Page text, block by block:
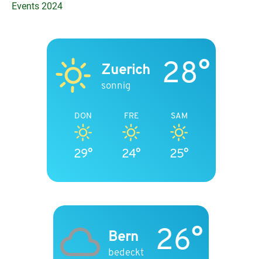
Events 2024
Zuerich
sonnig 28°
DON
29°
FRE
24°
SAM
25°
Bern
bedeckt 26°